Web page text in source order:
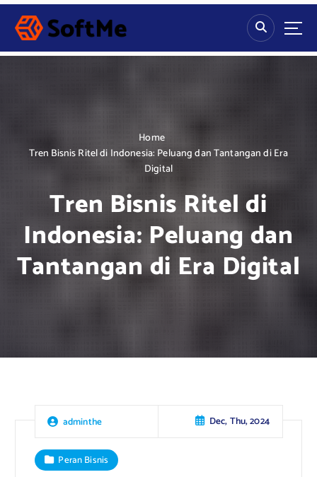
S
p
Home
Tren Bisnis Ritel di Indonesia: Peluang dan Tantangan di Era
Digital
Tren Bisnis Ritel di
Indonesia: Peluang dan
Tantangan di Era Digital
adminthe Dec, Thu, 2024
Peran Bisnis